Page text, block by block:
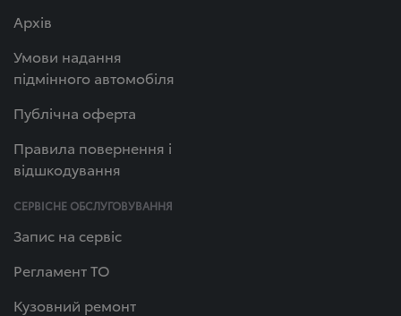
Архів
Умови надання
підмінного автомобіля
Публічна оферта
Правила повернення і
відшкодування
СЕРВІСНЕ ОБСЛУГОВУВАННЯ
Запис на сервіс
Регламент ТО
Кузовний ремонт